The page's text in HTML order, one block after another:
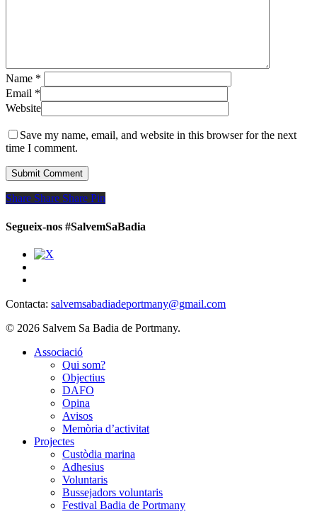
Name *
Email *
Website
Save my name, email, and website in this browser for the next
time I comment.
Share
Share Share Share Pin
Segueix-nos #SalvemSaBadia
Contacta: salvemsabadiadeportmany@gmail.com
© 2026 Salvem Sa Badia de Portmany.
Close
Associació
Qui som?
Objectius
DAFO
Opina
Avisos
Memòria d’activitat
Projectes
Custòdia marina
Adhesius
Voluntaris
Bussejadors voluntaris
Festival Badia de Portmany